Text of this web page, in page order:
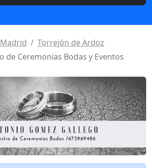
Madrid
Torrejón de Ardoz
de Ceremonias Bodas y Eventos